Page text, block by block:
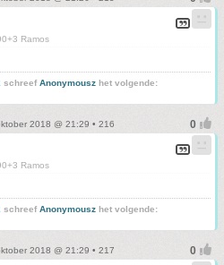
Ramos
schreefAnonymousz het volgende:
2018 @ 21:29 • 216
Ramos
schreefAnonymousz het volgende:
2018 @ 21:29 • 217